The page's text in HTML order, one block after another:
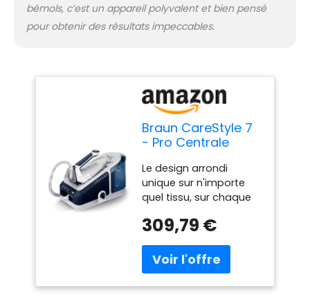
bémols, c’est un appareil polyvalent et bien pensé
pour obtenir des résultats impeccables.
Braun CareStyle 7
- Pro Centrale
chaude, Vapeur
ultra puissant,
Semelle FreeGlide
3D Plus, Réservoir
XL, Vapeur
Verticale et
Système Anti-
Goutte, Bleu
(IS7282BL)
Le design arrondi
unique sur n'importe
quel tissu, sur chaque
arrière Ainsi, vous ne
accrochés aux
boutons Aux poches
309,79 €